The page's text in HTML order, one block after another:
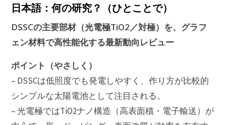
日本語：何の研究？（ひとことで）
DSSCの主要部材（光電極TiO2／対極）を、グラフ
ェン材料で高性能化する最新動向レビュー
ポイント（やさしく）
– DSSCは低照度でも発電しやすく、作り方が比較的
シンプルな太陽電池として注目される。
– 光電極ではTiO2ナノ構造（高表面積・電子輸送）が